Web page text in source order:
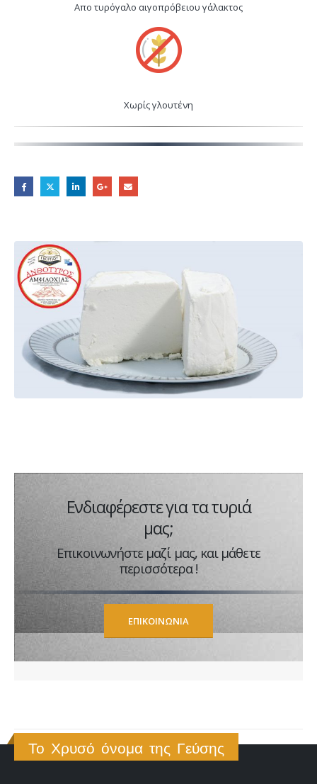
Απο τυρόγαλο αιγοπρόβειου γάλακτος
Χωρίς γλουτένη
Ενδιαφέρεστε για τα τυριά
μας;
Επικοινωνήστε μαζί μας, και μάθετε
περισσότερα !
ΕΠΙΚΟΙΝΩΝΊΑ
Το Χρυσό όνομα της Γεύσης